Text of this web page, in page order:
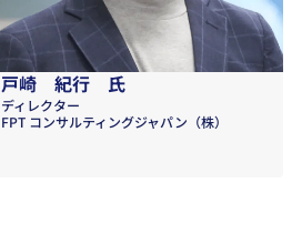
戸崎 紀行 氏
ディレクター
FPT コンサルティングジャパン（株）